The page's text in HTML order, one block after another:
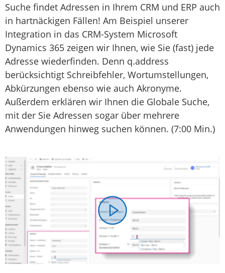
Suche findet Adressen in Ihrem CRM und ERP auch
in hartnäckigen Fällen! Am Beispiel unserer
Integration in das CRM-System Microsoft
Dynamics 365 zeigen wir Ihnen, wie Sie (fast) jede
Adresse wiederfinden. Denn q.address
berücksichtigt Schreibfehler, Wortumstellungen,
Abkürzungen ebenso wie auch Akronyme.
Außerdem erklären wir Ihnen die Globale Suche,
mit der Sie Adressen sogar über mehrere
Anwendungen hinweg suchen können. (7:00 Min.)